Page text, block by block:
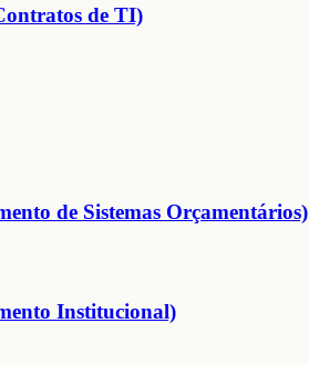
de TI)
de Sistemas Orçamentários)
Institucional)